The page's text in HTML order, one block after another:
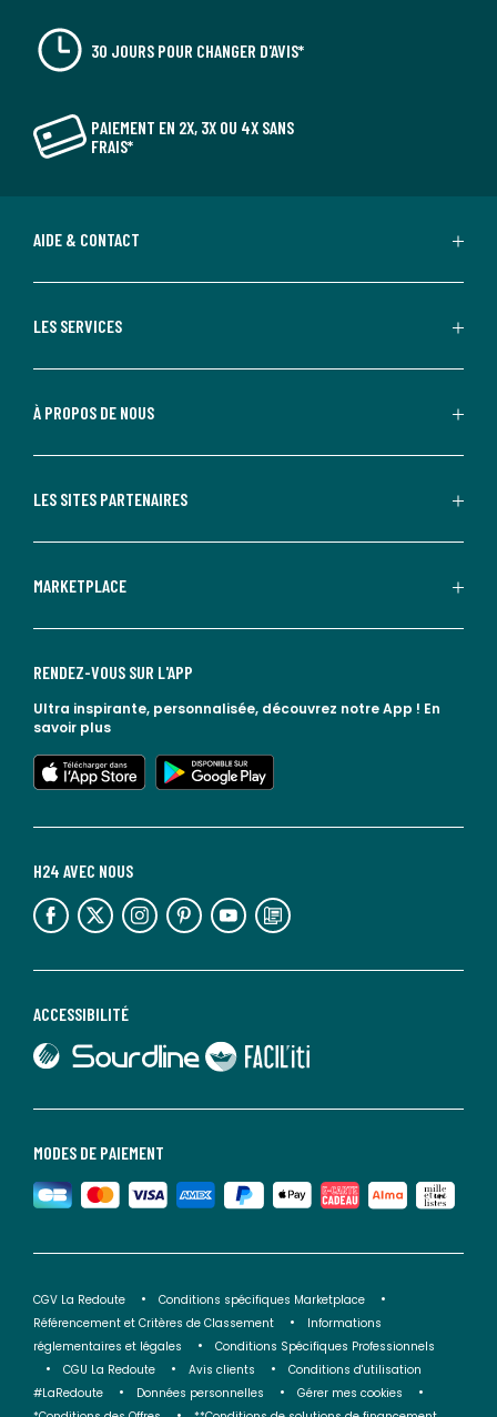
30 JOURS POUR CHANGER D'AVIS*
PAIEMENT EN 2X, 3X OU 4X SANS
FRAIS*
AIDE & CONTACT
LES SERVICES
À PROPOS DE NOUS
LES SITES PARTENAIRES
MARKETPLACE
MODES DE PAIEMENT
ACCESSIBILITÉ
lien vers Sourdline
lien vers Faciliti
H24 AVEC NOUS
lien vers l'espace réseaux sociaux lien vers l'espace réseaux sociaux lien vers l'espace réseaux sociaux lien vers l'espace réseaux sociaux lien vers l'espace réseaux sociaux lien vers le blog la redoute
RENDEZ-VOUS SUR L'APP
Ultra inspirante, personnalisée, découvrez notre App ! En
savoir plus
lien vers l'app store
lien vers google play
CGV La Redoute
Conditions spécifiques Marketplace
Référencement et Critères de Classement
Informations
réglementaires et légales
Conditions Spécifiques Professionnels
CGU La Redoute
Avis clients
Conditions d'utilisation
#LaRedoute
Données personnelles
Gérer mes cookies